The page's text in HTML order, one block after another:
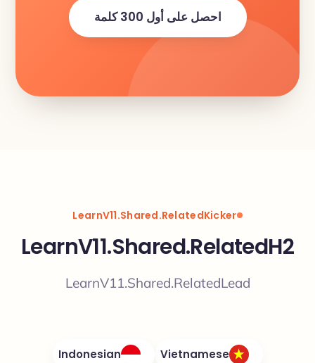
احصل على أول 300 كلمة
LearnV11.Shared.RelatedKicker
LearnV11.Shared.RelatedH2
LearnV11.Shared.RelatedLead
Vietnamese
Indonesian